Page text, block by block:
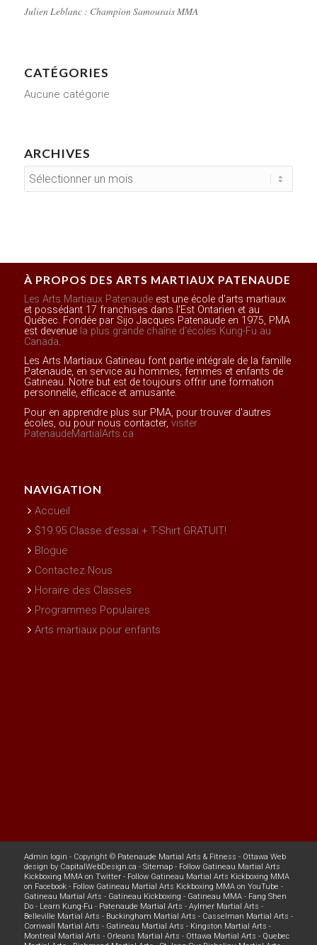
Julien Leblanc : Champion Samourais MMA
CATÉGORIES
Aucune catégorie
ARCHIVES
À PROPOS DES ARTS MARTIAUX PATENAUDE
Les Arts Martiaux Patenaudeest une école d'arts martiaux
et possédant 17 franchises dans l'Est Ontarien et au
Québec. Fondée par Sijo Jacques Patenaude en 1975, PMA
est devenue la plus grande chaîne d'écoles Kung-Fu au
Canada.
Les Arts Martiaux Gatineau font partie intégrale de la famille
Patenaude, en service au hommes, femmes et enfants de
Gatineau. Notre but est de toujours offrir une formation
personnelle, efficace et amusante.
Pour en apprendre plus sur PMA, pour trouver d'autres
écoles, ou pour nous contacter, visiter
PatenaudeMartialArts.ca
NAVIGATION
Accueil
$19.95 Classe d’essai + T-Shirt GRATUIT!
Blogue
Contactez Nous
Horaire des Classes
Programmes Populaires
Arts martiaux pour enfants
Admin login - Copyright © Patenaude Martial Arts & Fitness - Ottawa Web
design by CapitalWebDesign.ca - Sitemap- Follow Gatineau Martial Arts
Kickboxing MMA on Twitter- Follow Gatineau Martial Arts Kickboxing MMA
on Facebook- Follow Gatineau Martial Arts Kickboxing MMA on YouTube -
Gatineau Martial Arts - Gatineau Kickboxing - Gatineau MMA- Fang Shen
Do- Learn Kung-Fu - Patenaude Martial Arts - Aylmer Martial Arts -
Belleville Martial Arts - Buckingham Martial Arts - Casselman Martial Arts -
Cornwall Martial Arts - Gatineau Martial Arts - Kingston Martial Arts -
Montreal Martial Arts - Orleans Martial Arts - Ottawa Martial Arts - Quebec